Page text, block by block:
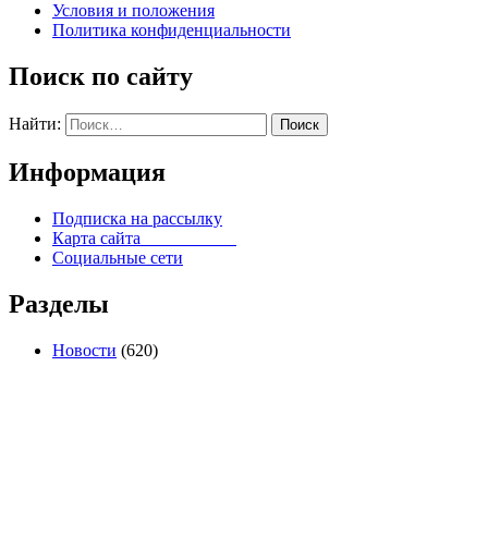
Условия и положения
Политика конфиденциальности
Поиск по сайту
Найти:
Информация
Подписка на рассылку
Карта сайта
Социальные сети
Разделы
Новости (620)